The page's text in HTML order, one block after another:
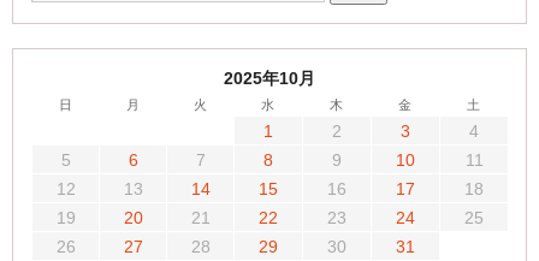
2025年10月
日 月 火 水 木 金 土
1 2 3
4
5
6 7 8 9 10
11
12
13 14 15 16 17
18
19
20 21 22 23 24
25
26
27 28 29 30
31